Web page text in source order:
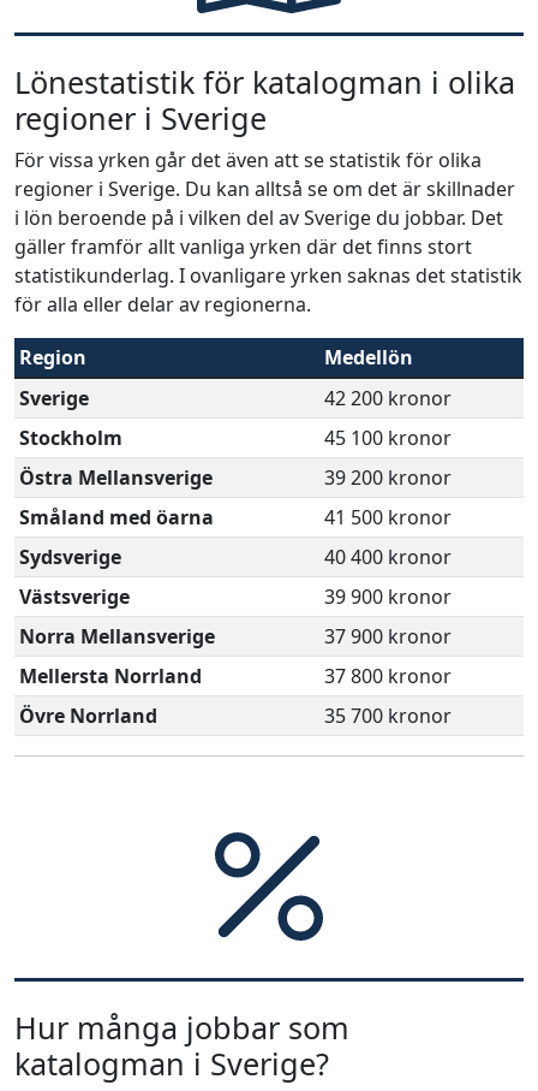
Lönestatistik för katalogman i olika
regioner i Sverige
För vissa yrken går det även att se statistik för olika
regioner i Sverige. Du kan alltså se om det är skillnader
i lön beroende på i vilken del av Sverige du jobbar. Det
gäller framför allt vanliga yrken där det finns stort
statistikunderlag. I ovanligare yrken saknas det statistik
för alla eller delar av regionerna.
Region
Medellön
Sverige
42 200 kronor
Stockholm
45 100 kronor
Östra Mellansverige
39 200 kronor
Småland med öarna
41 500 kronor
Sydsverige
40 400 kronor
Västsverige
39 900 kronor
Norra Mellansverige
37 900 kronor
Mellersta Norrland
37 800 kronor
Övre Norrland
35 700 kronor
Hur många jobbar som
katalogman i Sverige?